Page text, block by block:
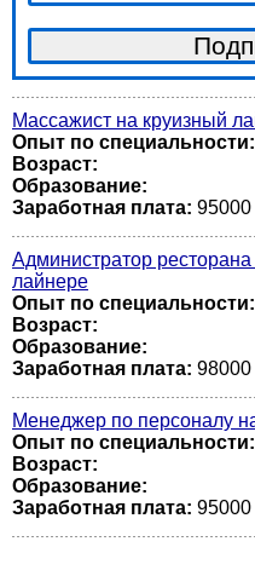
Массажист на круизный
Опыт по специальности:
Возраст:
Образование:
Заработная плата: 95000
Администратор
лайнере
Опыт по специальности:
Возраст:
Образование:
Заработная плата: 98000
Менеджер по персоналу
Опыт по специальности:
Возраст:
Образование:
Заработная плата: 95000